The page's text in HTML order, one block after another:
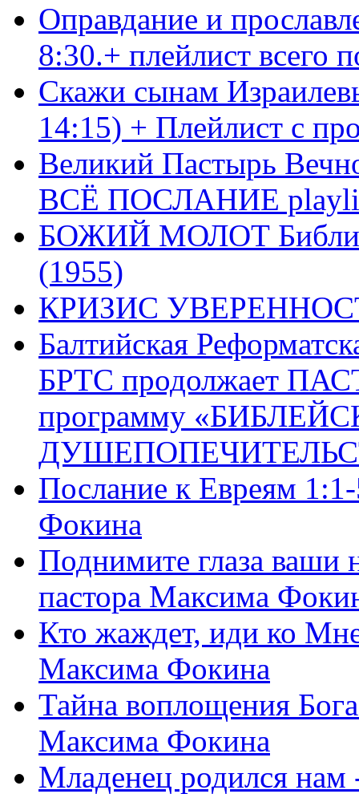
Оправдание и
8:30.+ плейлист
Скажи сынам
14:15) + Плейлист с
Великий Пастырь
ВСЁ ПОСЛАНИЕ
БОЖИЙ МОЛОТ Библия
(1955)
КРИЗИС
Балтийская
БРТС продолжает
программу
Послание к Евреям
Фокина
Поднимите глаза ваши
пастора Максима
Кто жаждет, иди ко
Максима Фокина
Тайна воплощения
Максима Фокина
Младенец родился